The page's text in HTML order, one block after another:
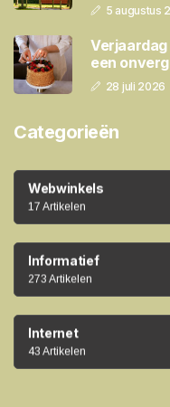
5 augustus
een
28 juli 2026
Categorieën
Webwinkels
17 Artikelen
Informatief
273 Artikelen
Internet
43 Artikelen